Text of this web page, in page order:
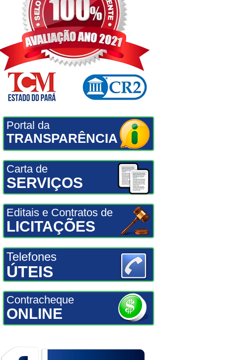
Portal da
TRANSPARÊNCIA
Carta de
SERVIÇOS
Editais e Contratos de
LICITAÇÕES
Telefones
ÚTEIS
Contracheque
ONLINE